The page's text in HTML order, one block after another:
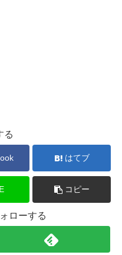
る
はてブ
コピー
ローする